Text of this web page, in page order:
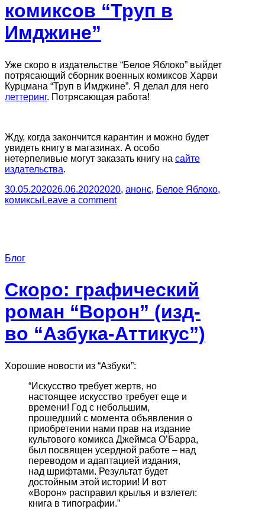
комиксов “Труп в
Имджине”
Уже скоро в издательстве “Белое Яблоко” выйдет
потрясающий сборник военных комиксов Харви
Курцмана “Труп в Имджине”. Я делал для него
леттеринг. Потрясающая работа!
Жду, когда закончится карантин и можно будет
увидеть книгу в магазинах. А особо
нетерпеливые могут заказать книгу на сайте
издательства.
30.05.202026.06.20202020, анонс, Белое Яблоко,
комиксы Leave a comment
Блог
Скоро: графический
роман “Ворон” (изд-
во “Азбука-Аттикус”)
Хорошие новости из “Азбуки”:
“Искусство требует жертв, но
настоящее искусство требует еще и
времени! Год с небольшим,
прошедший с момента объявления о
приобретении нами прав на издание
культового комикса Джеймса О’Барра,
был посвящен усердной работе – над
переводом и адаптацией издания,
над шрифтами. Результат будет
достойным этой истории! И вот
«Ворон» расправил крылья и взлетел:
книга в типографии.”